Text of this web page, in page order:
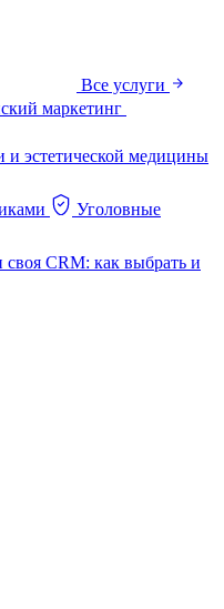
Все услуги
маркетинг
и эстетической медицины
Уголовные
CRM: как выбрать и